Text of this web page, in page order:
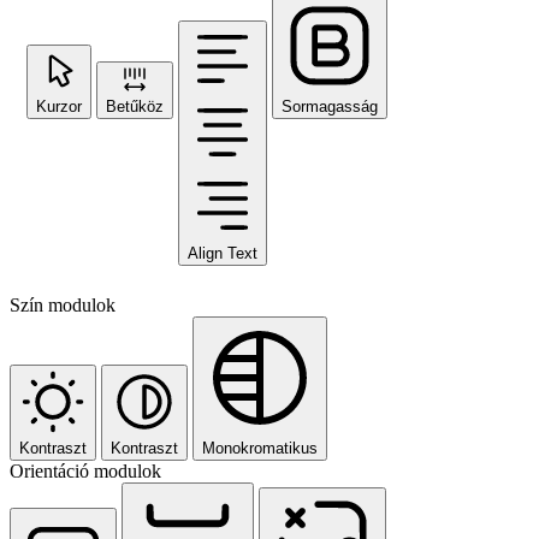
Kurzor Betűköz
Align Text
Sormagasság
Szín modulok
Kontraszt Kontraszt Monokromatikus
Orientáció modulok